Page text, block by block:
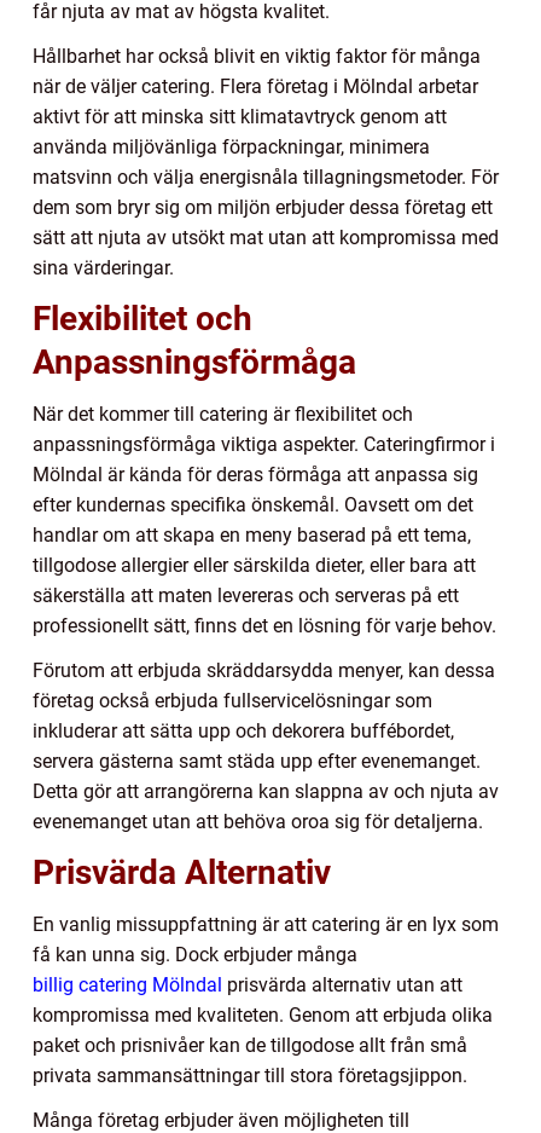
får njuta av mat av högsta kvalitet.
Hållbarhet har också blivit en viktig faktor för många
när de väljer catering. Flera företag i Mölndal arbetar
aktivt för att minska sitt klimatavtryck genom att
använda miljövänliga förpackningar, minimera
matsvinn och välja energisnåla tillagningsmetoder. För
dem som bryr sig om miljön erbjuder dessa företag ett
sätt att njuta av utsökt mat utan att kompromissa med
sina värderingar.
Flexibilitet och
Anpassningsförmåga
När det kommer till catering är flexibilitet och
anpassningsförmåga viktiga aspekter. Cateringfirmor i
Mölndal är kända för deras förmåga att anpassa sig
efter kundernas specifika önskemål. Oavsett om det
handlar om att skapa en meny baserad på ett tema,
tillgodose allergier eller särskilda dieter, eller bara att
säkerställa att maten levereras och serveras på ett
professionellt sätt, finns det en lösning för varje behov.
Förutom att erbjuda skräddarsydda menyer, kan dessa
företag också erbjuda fullservicelösningar som
inkluderar att sätta upp och dekorera buffébordet,
servera gästerna samt städa upp efter evenemanget.
Detta gör att arrangörerna kan slappna av och njuta av
evenemanget utan att behöva oroa sig för detaljerna.
Prisvärda Alternativ
En vanlig missuppfattning är att catering är en lyx som
få kan unna sig. Dock erbjuder många
billig catering Mölndal prisvärda alternativ utan att
kompromissa med kvaliteten. Genom att erbjuda olika
paket och prisnivåer kan de tillgodose allt från små
privata sammansättningar till stora företagsjippon.
Många företag erbjuder även möjligheten till